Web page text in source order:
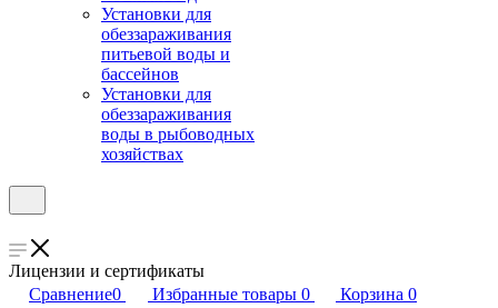
Установки для
обеззараживания
питьевой воды и
бассейнов
Установки для
обеззараживания
воды в рыбоводных
хозяйствах
Лицензии и сертификаты
Сравнение0 Избранные товары 0 Корзина 0